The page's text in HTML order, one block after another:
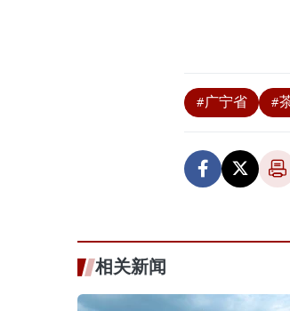
#广宁省 #
相关新闻